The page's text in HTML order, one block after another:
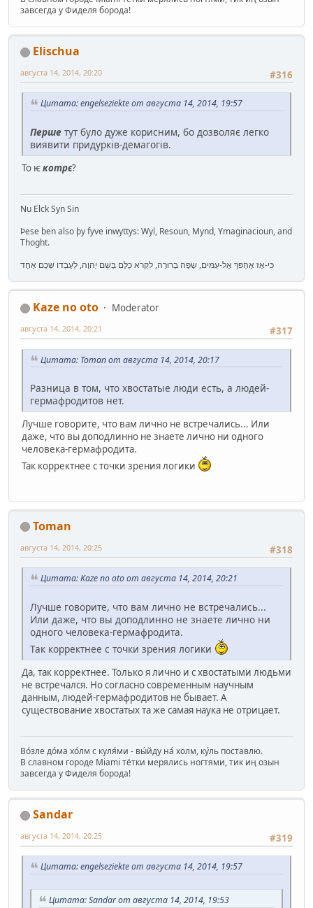
завсегда у Фиделя борода!
Elischua
#316
августа 14, 2014, 20:20
Цитата: engelseziekte от августа 14, 2014, 19:57
Перше тут було дуже корисним, бо дозволяє легко
виявити придурків-демагогів.
То ѥкотрє?
Nu Elck Syn Sin
Þese ben also þy fyve inwyttys: Wyl, Resoun, Mynd, Ymaginacioun, and
Thoght.
כִּי-אָז אֶהְפֹּךְ אֶל-עַמִּים, שָׂפָה בְרוּרָה, לִקְרֹא כֻלָּם בְּשֵׁם יְהוָה, לְעָבְדוֹ שְׁכֶם אֶחָד
Kaze no oto
Moderator
#317
августа 14, 2014, 20:21
Цитата: Toman от августа 14, 2014, 20:17
Разница в том, что хвостатые люди есть, а людей-
гермафродитов нет.
Лучше говорите, что вам лично не встречались... Или
даже, что вы доподлинно не знаете лично ни одного
человека-гермафродита.
Так корректнее с точки зрения логики
Toman
#318
августа 14, 2014, 20:25
Цитата: Kaze no oto от августа 14, 2014, 20:21
Лучше говорите, что вам лично не встречались...
Или даже, что вы доподлинно не знаете лично ни
одного человека-гермафродита.
Так корректнее с точки зрения логики
Да, так корректнее. Только я лично и с хвостатыми людьми
не встречался. Но согласно современным научным
данным, людей-гермафродитов не бывает. А
существование хвостатых та же самая наука не отрицает.
Во́зле до́ма хо́лм с куля́ми - вы́йду на́ холм, ку́ль поставлю.
В славном городе Miami тётки мерялись ногтями, тик иң озын
завсегда у Фиделя борода!
Sandar
#319
августа 14, 2014, 20:25
Цитата: engelseziekte от августа 14, 2014, 19:57
Цитата: Sandar от августа 14, 2014, 19:53